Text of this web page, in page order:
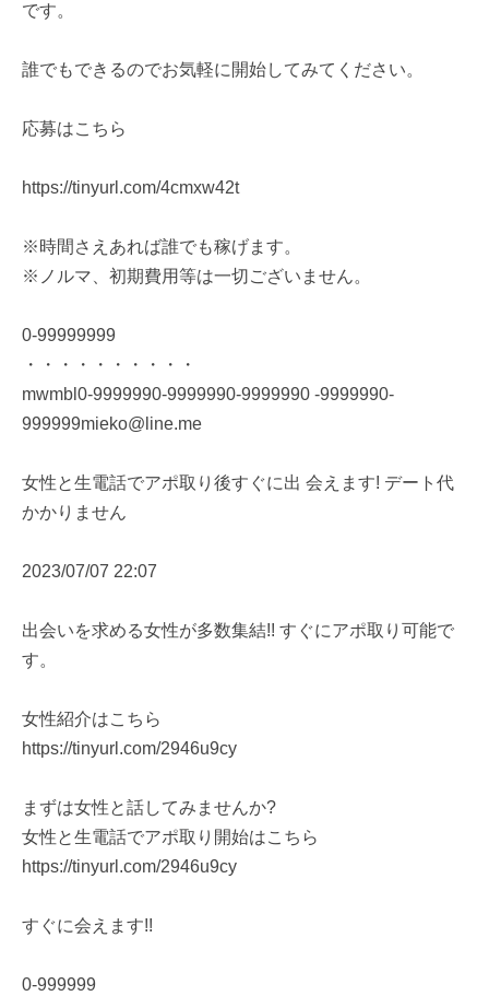
です。
誰でもできるのでお気軽に開始してみてください。
応募はこちら
https://tinyurl.com/4cmxw42t
※時間さえあれば誰でも稼げます。
※ノルマ、初期費用等は一切ございません。
0-99999999
・・・・・・・・・・
mwmbl0-9999990-9999990-9999990 -9999990-
999999mieko@line.me
女性と生電話でアポ取り後すぐに出 会えます! デート代
かかりません
2023/07/07 22:07
出会いを求める女性が多数集結!! すぐにアポ取り可能で
す。
女性紹介はこちら
https://tinyurl.com/2946u9cy
まずは女性と話してみませんか?
女性と生電話でアポ取り開始はこちら
https://tinyurl.com/2946u9cy
すぐに会えます!!
0-999999